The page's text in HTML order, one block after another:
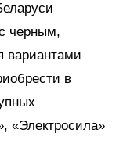
черным,
вариантами
в
«Электросила»